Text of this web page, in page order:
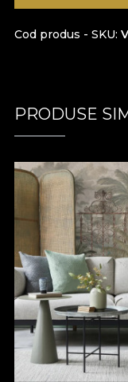
Cod produs - SKU
PRODUSE